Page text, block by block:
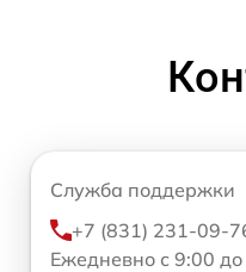
Служба поддержки
+7 (831) 231-09-
Ежедневно с 9:00